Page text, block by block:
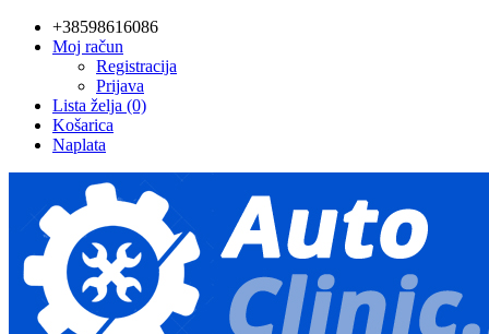
+38598616086
Moj račun
Registracija
Prijava
Lista želja (0)
Košarica
Naplata